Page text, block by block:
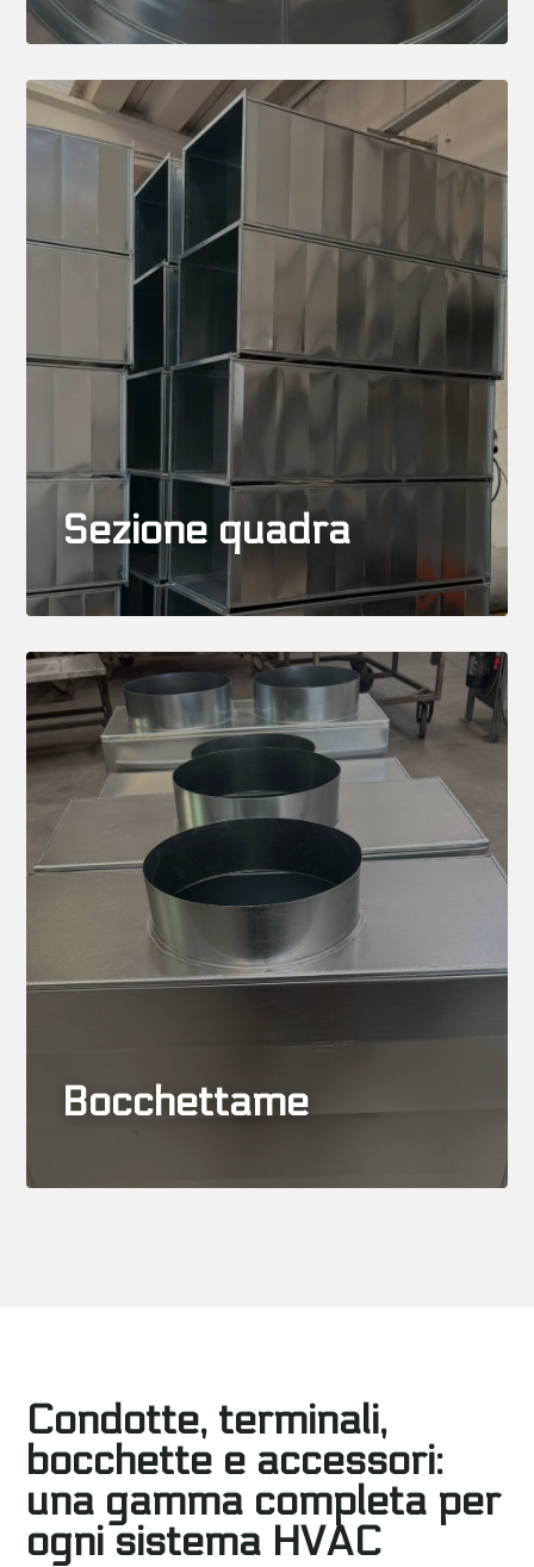
Sezione quadra
Sezione quadra
Canali rettilinei, pezzi speciali
45°, 90°, eliche, riduzioni, braghe,
cassoni), condotti con
isolamento
anticondensa, silenziatori a settori
impianti HVAC, di climatizzazione
canalizzata, ventilazione e refrigerazione
industriale.
Bocchettame
Bocchetame
per la distribuzione dell’aria,
canotti, portabocchette, filtri e portafiltri
fondamentali per il collegamento tra
Condotte, terminali,
bocchette e accessori:
una gamma completa per
ogni sistema HVAC